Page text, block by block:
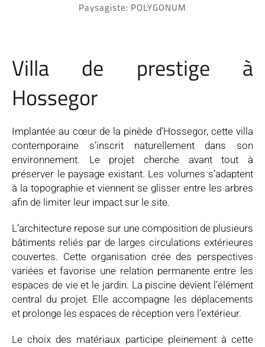
Paysagiste: POLYGONUM
Villa de prestige à
Hossegor
Implantée au cœur de la pinède d’Hossegor, cette villa
contemporaine s’inscrit naturellement dans son
environnement. Le projet cherche avant tout à
préserver le paysage existant. Les volumes s’adaptent
à la topographie et viennent se glisser entre les arbres
afin de limiter leur impact sur le site.
L’architecture repose sur une composition de plusieurs
bâtiments reliés par de larges circulations extérieures
couvertes. Cette organisation crée des perspectives
variées et favorise une relation permanente entre les
espaces de vie et le jardin. La piscine devient l’élément
central du projet. Elle accompagne les déplacements
et prolonge les espaces de réception vers l’extérieur.
Le choix des matériaux participe pleinement à cette